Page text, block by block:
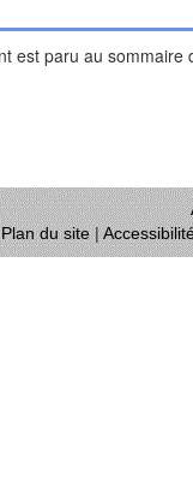
est paru au sommaire
Plan du site|